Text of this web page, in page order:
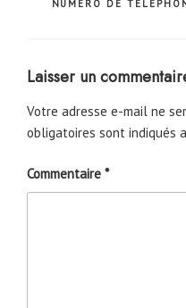
NUMERO DE
Laisser un
Votre adresse e-mail ne
obligatoires sont indiqués
Commentaire *